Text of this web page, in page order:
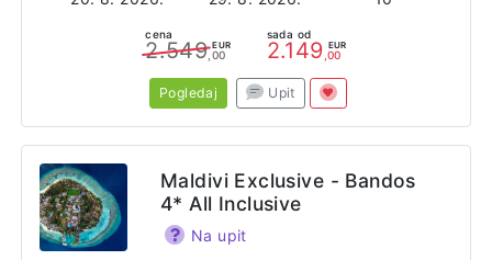
cena
2.549 EUR
,00
sada od
2.149 EUR
,00
Pogledaj Upit
Maldivi Exclusive - Bandos
4* All Inclusive
Na upit